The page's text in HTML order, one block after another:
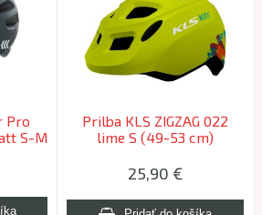
Pro
S-M
Prilba KLS ZIGZAG 022
lime S (49-53 cm)
25,90 €